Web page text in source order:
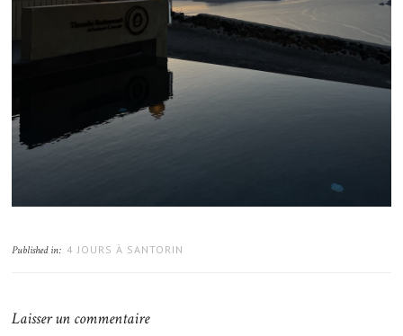
Published in: 4 JOURS À SANTORIN
Laisser un commentaire